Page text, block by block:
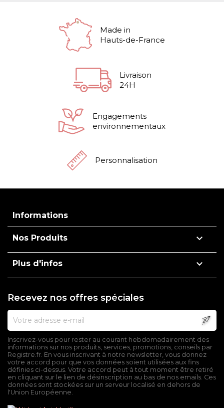
Made in
Hauts-de-France
Livraison
24H
Engagements
environnementaux
Personnalisation
Informations
Nos Produits 
Plus d'infos 
Recevez nos offres spéciales
Inscrivez-vous pour rester au courant hebdomadairement des
informations sur nos produits, services, promotions, conseils par
Registre.fr. En vous inscrivant à notre newsletter, vous donnez
votre accord pour que vos données soient utilisées aux fins
définies ci-dessus. Votre accord peut à tout moment être retiré
en cliquant sur le lien de désinscription au bas de nos emails. Ces
données sont stockées sur un serveur localisé en dehors de
l'Union Européenne.